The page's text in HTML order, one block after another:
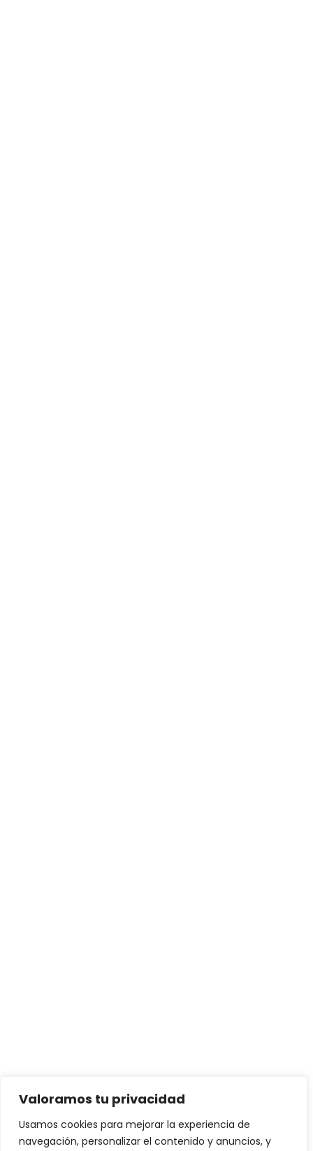
Valoramos tu privacidad
Usamos cookies para mejorar la experiencia de
navegación, personalizar el contenido y anuncios, y